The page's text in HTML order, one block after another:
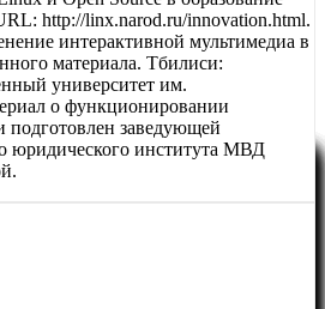
http://linx.narod.ru/innovation.html.
интерактивной мультимедиа в
материала. Тбилиси:
университет им.
о функционировании
подготовлен заведующей
юридического института МВД